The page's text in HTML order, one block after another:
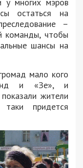
остаться на
–
команды, чтобы
шансы на
мало кого
и «Зе», и
жители
придется